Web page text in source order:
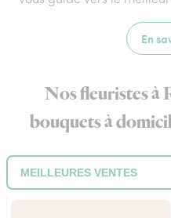
En
Nos fleuristes à
bouquets à